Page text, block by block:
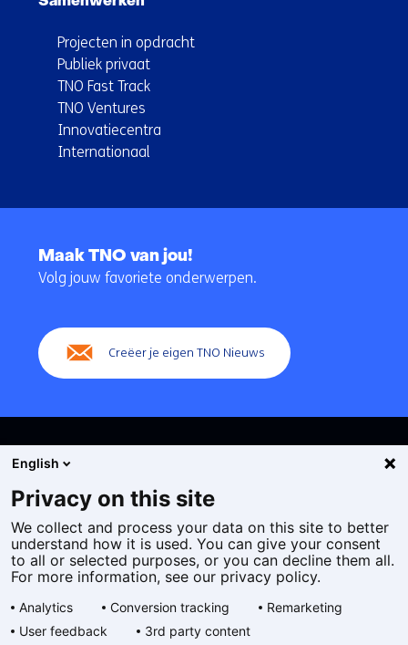
Projecten in opdracht
Publiek privaat
TNO Fast Track
TNO Ventures
Innovatiecentra
Internationaal
navigatie
Maak TNO van jou!
Volg jouw favoriete onderwerpen.
Creëer je eigen TNO Nieuws
Cookies
Privacy statement
Toegankelijkheid
Algemene voorwaarden
English
Privacy on this site
We collect and process your data on this site to better
understand how it is used. You can give your consent
to all or selected purposes, or you can decline them all.
For more information, see our privacy policy.
Analytics Conversion tracking
Remarketing
User feedback
3rd party content